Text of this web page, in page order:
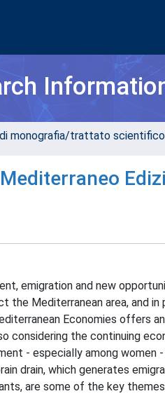
monografia/trattato scientifico
emigration and new
the Mediterranean area, and
Economies offers
considering the continuing
- especially among women
drain, which generates
are some of the key